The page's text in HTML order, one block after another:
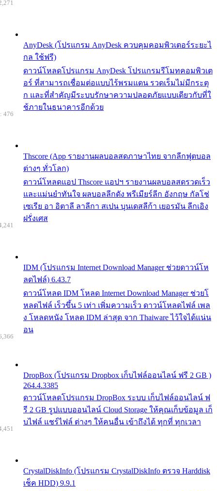
AnyDesk (โปรแกรม AnyDesk ควบคุมคอมพิวเตอร์ระยะไ
กล ใช้ฟรี)
ดาวน์โหลดโปรแกรม AnyDesk โปรแกรมรีโมทคอมพิวเต
อร์ ที่สามารถเชื่อมต่อแบบไร้พรมแดน รวดเร็มไม่มีกระตุ
ก และที่สำคัญมีระบบรักษาความปลอดภัยแบบเดียวกับที่ใ
ช้ภายในธนาคารอีกด้วย
Thscore (App รายงานผลบอลสดภาษาไทย จากลีกฟุตบอล
ต่างๆ ทั่วโลก)
ดาวน์โหลดแอป Thscore แอปฯ รายงานผลบอลสดรวดเร็ว
และแม่นยำทันใจ ผลบอลลีกดัง พรีเมียร์ลีก อังกฤษ กัลโช่
เซเรีย อา อิตาลี ลาลีกา สเปน บุนเดสลีก้า เยอรมัน ลีกเอิง
ฝรั่งเศส
476
IDM (โปรแกรม Internet Download Manager ช่วยดาวน์โห
ลดไฟล์) 6.43.7
ดาวน์โหลด IDM โหลด Internet Download Manager ช่วยโ
หลดไฟล์ เร็วขึ้น 5 เท่า เพิ่มความเร็ว ดาวน์โหลดไฟล์ เพล
ง โหลดหนัง โหลด IDM ล่าสุด จาก Thaiware ไว้ใจได้แน่น
อน
DropBox (โปรแกรม Dropbox เก็บไฟล์ออนไลน์ ฟรี 2 GB )
264.4.3385
ดาวน์โหลดโปรแกรม DropBox ระบบ เก็บไฟล์ออนไลน์ ฟ
รี 2 GB รูปแบบออนไลน์ Cloud Storage ให้คุณเก็บข้อมูล เก็
บไฟล์ แชร์ไฟล์ ต่างๆ ให้คนอื่น เข้าถึงได้ ทุกที่ ทุกเวลา
CrystalDiskInfo (โปรแกรม CrystalDiskInfo ตรวจ Harddisk
เช็ค HDD) 9.9.1